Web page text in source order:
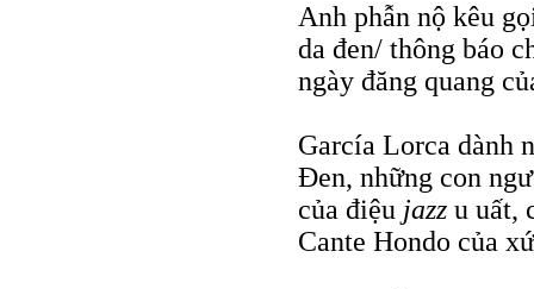
Anh phẫn nộ kêu
da đen/ thông báo
ngày đăng quang
García Lorca dành
Đen, những con
của điệu jazz u uất,
Cante Hondo của